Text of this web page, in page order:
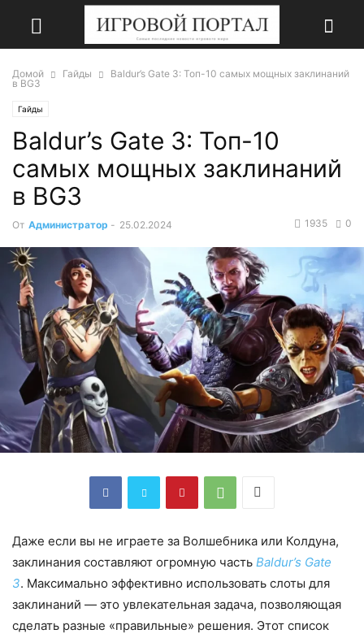
Домой Гайды
Baldur’s Gate 3: Топ-10 самых мощных заклинаний
в BG3
Гайды
Baldur’s Gate 3: Топ-10
самых мощных заклинаний
в BG3
От Администратор - 25.02.2024 0
1935
Даже если вы не играете за Волшебника или Колдуна,
заклинания составляют огромную часть Baldur’s Gate
3. Максимально эффективно использовать слоты для
заклинаний — это увлекательная задача, позволяющая
сделать разные «правильные» решения. Этот список